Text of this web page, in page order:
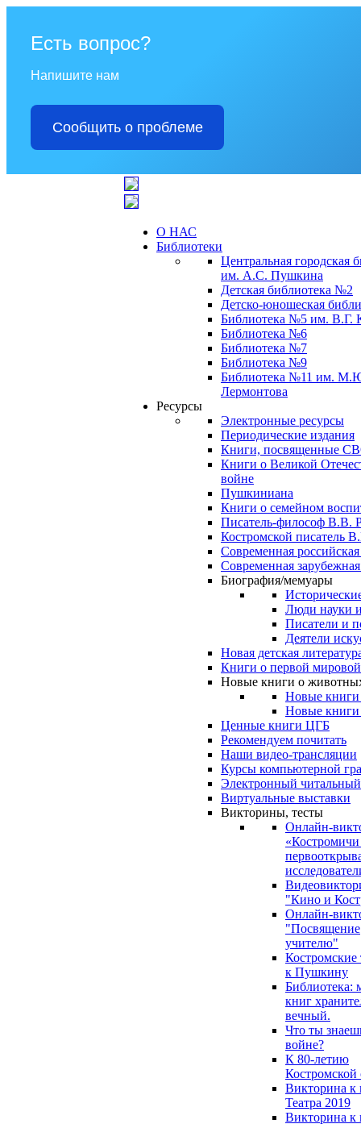
Есть вопрос?
Напишите нам
Сообщить о проблеме
О НАС
Библиотеки
Центральная городская
им. А.С. Пушкина
Детская библиотека №2
Детско-юношеская
Библиотека №5 им. В.Г.
Библиотека №6
Библиотека №7
Библиотека №9
Библиотека №11 им.
Лермонтова
Ресурсы
Электронные ресурсы
Периодические издания
Книги, посвященные
Книги о Великой
войне
Пушкиниана
Книги о семейном
Писатель-философ В.В.
Костромской писатель
Современная российская
Современная
Биография/мемуары
Люди науки
Писатели и
Деятели
Новая детская
Книги о первой
Новые книги о
Новые книги
Новые книги
Ценные книги ЦГБ
Рекомендуем почитать
Наши видео-трансляции
Курсы компьютерной
Электронный читальный
Виртуальные выставки
Викторины, тесты
Онлайн-
"Кино и
Онлайн-
"Посвящение
учителю"
к Пушкину
Библиотека:
книг
вечный.
Что ты
войне?
К 80-летию
Костромской
Викторина к
Театра 2019
Викторина к